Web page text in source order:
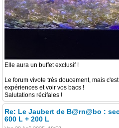
Elle aura un buffet exclusif !
Le forum vivote très doucement, mais
expériences et voir vos bacs !
Salutations récifales !
Re: Le Jaubert de B@rn@bo :
600 L + 200 L